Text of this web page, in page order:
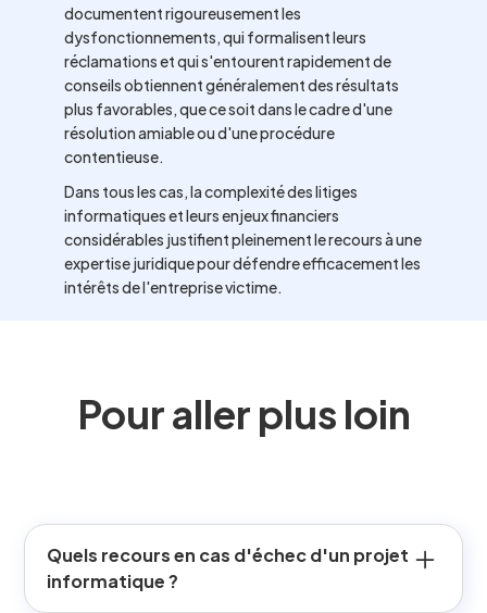
documentent rigoureusement les
dysfonctionnements, qui formalisent leurs
réclamations et qui s'entourent rapidement de
conseils obtiennent généralement des résultats
plus favorables, que ce soit dans le cadre d'une
résolution amiable ou d'une procédure
contentieuse.
Dans tous les cas, la complexité des litiges
informatiques et leurs enjeux financiers
considérables justifient pleinement le recours à une
expertise juridique pour défendre efficacement les
intérêts de l'entreprise victime.
Pour aller plus loin
Quels recours en cas d'échec d'un projet
informatique ?